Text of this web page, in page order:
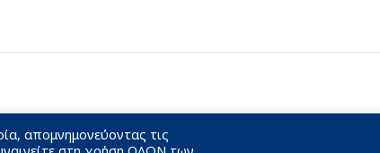
απομνημονεύοντας τις